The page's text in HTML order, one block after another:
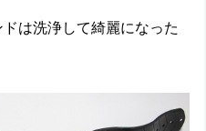
は洗浄して綺麗になった